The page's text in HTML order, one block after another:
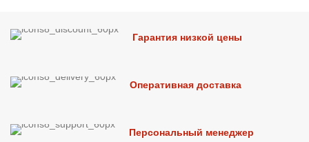
Гарантия низкой цены
Оперативная доставка
Персональный менеджер